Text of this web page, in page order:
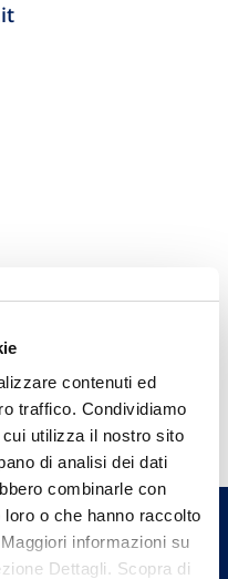
contenuti ed
traffico. Condividiamo
utilizza il nostro sito
di analisi dei dati
combinarle con
o che hanno raccolto
informazioni su
Dettagli. Scopra di
a te e parla con